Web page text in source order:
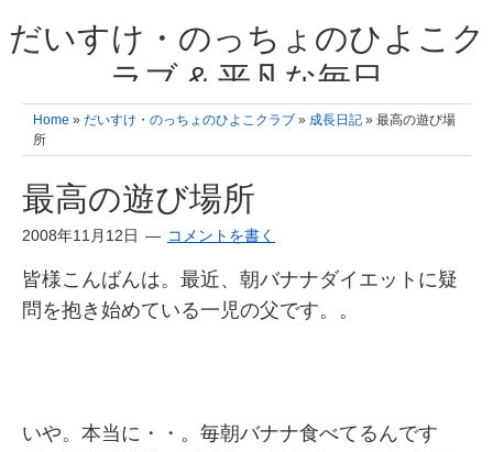
だいすけ・のっちょのひよこク
ラブ & 平凡な毎日
我が家の3人のひよこ成長日記と雑記 何十年後かに、大きくなったひよ
こ達とこの成長記を読み返すことを夢見て。& 3児ママの平凡日記 日々
の楽しいこと、便利グッズの紹介
Home » だいすけ・のっちょのひよこクラブ » 成長日記 » 最高の遊び場
所
最高の遊び場所
2008年11月12日 コメントを書く
皆様こんばんは。最近、朝バナナダイエットに疑
問を抱き始めている一児の父です。。
いや。本当に・・。毎朝バナナ食べてるんです